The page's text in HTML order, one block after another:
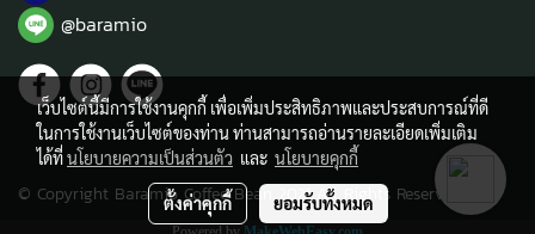
@baramio
© Copyright Baramio Coffee Bean 2021 All Rights Reserved.
เว็บไซต์นี้มีการใช้งานคุกกี้ เพื่อเพิ่มประสิทธิภาพและประสบการณ์ที่ดี
ในการใช้งานเว็บไซต์ของท่าน ท่านสามารถอ่านรายละเอียดเพิ่มเติม
ได้ที่นโยบายความเป็นส่วนตัว และ นโยบายคุกกี้
ตั้งค่าคุกกี้ ยอมรับทั้งหมด